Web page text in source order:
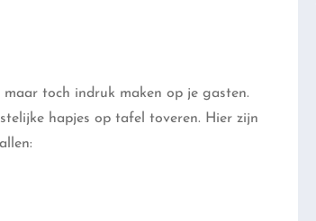
maar toch indruk maken op je gasten.
hapjes op tafel toveren. Hier zijn